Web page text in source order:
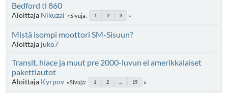
Bedford tl 860
Aloittaja Nikuzai Sivuja 1 2 3
Mistä isompi moottori SM-Sisuun?
Aloittaja juko7
Transit, hiace ja muut pre 2000-luvun ei amerikkalaiset
pakettiautot
Aloittaja Kyrpov Sivuja 1 2 19